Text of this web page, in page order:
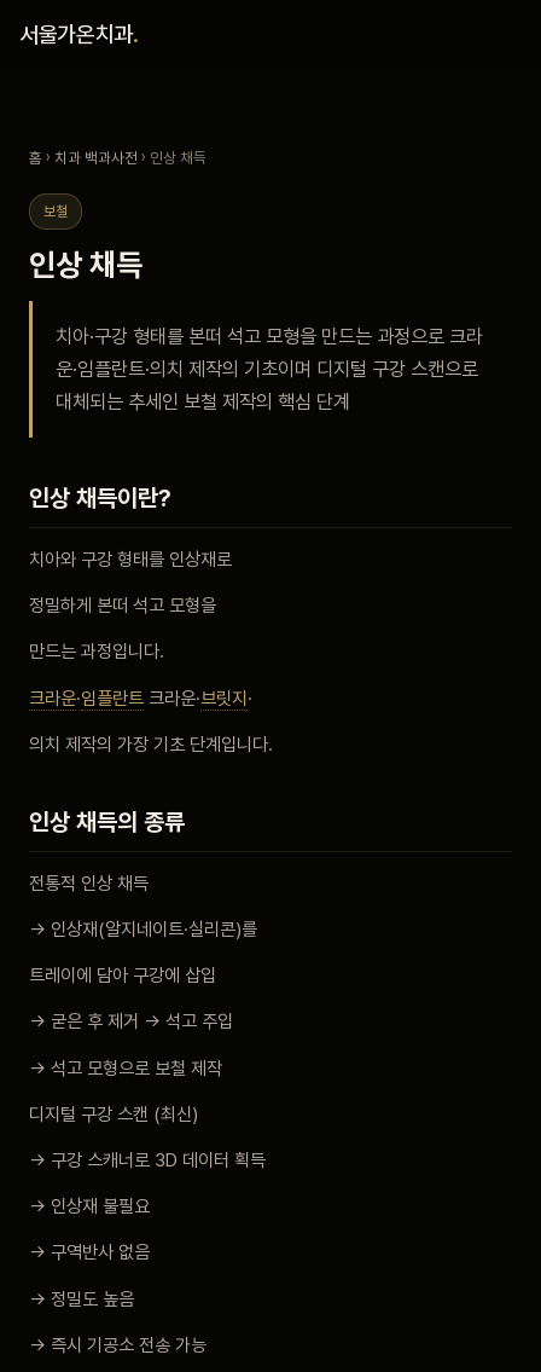
서울가온치과.
진료 안내
안내
블로그
비포 애프터
공지사항
치과 백과사전
회원가입 / 로그인
홈 › 치과 백과사전 › 인상 채득
보철
인상 채득
치아·구강 형태를 본떠 석고 모형을 만드는 과정으로 크라
운·임플란트·의치 제작의 기초이며 디지털 구강 스캔으로
대체되는 추세인 보철 제작의 핵심 단계
인상 채득이란?
치아와 구강 형태를 인상재로
정밀하게 본떠 석고 모형을
만드는 과정입니다.
크라운·임플란트 크라운·브릿지 ·
의치 제작의 가장 기초 단계입니다.
인상 채득의 종류
전통적 인상 채득
→ 인상재(알지네이트·실리콘)를
트레이에 담아 구강에 삽입
→ 굳은 후 제거 → 석고 주입
→ 석고 모형으로 보철 제작
디지털 구강 스캔 (최신)
→ 구강 스캐너로 3D 데이터 획득
→ 인상재 불필요
→ 구역반사 없음
→ 정밀도 높음
→ 즉시 기공소 전송 가능